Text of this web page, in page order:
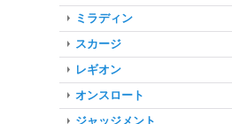
ミラディン
スカージ
レギオン
オンスロート
ジャッジメント